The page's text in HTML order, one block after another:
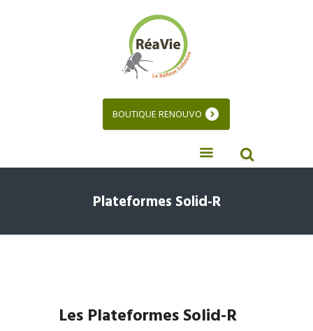
BOUTIQUE RENOUVO
Plateformes Solid-R
Les Plateformes Solid-R